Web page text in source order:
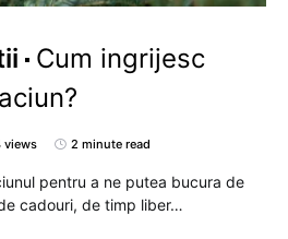
Cum ingrijesc
views 2 minute read
pentru a ne putea bucura de
cadouri, de timp liber…